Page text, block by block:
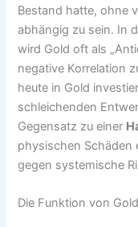
Bestand hatte, ohne
abhängig zu sein. In
wird Gold oft als
negative Korrelation
heute in Gold
schleichenden
Gegensatz zu einer
physischen Schäden
gegen systemische
Die Funktion von